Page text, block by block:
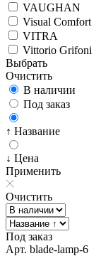
VAUGHAN
Visual Comfort
VITRA
Vittorio Grifoni
Выбрать
Очистить
В наличии
Под заказ
↑ Название
↓ Цена
Применить
Очистить
Под заказ
Арт. blade-lamp-6